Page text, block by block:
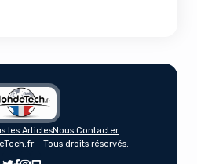
les ArticlesNous Contacter
– Tous droits réservés.
EV : Pourquoi Les Achats
?